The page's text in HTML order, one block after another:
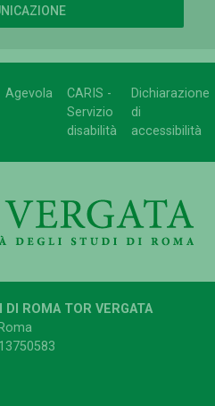
Agevola
CARIS -
Servizio
disabilità
Dichiarazione
di
accessibilità
DI ROMA TOR VERGATA